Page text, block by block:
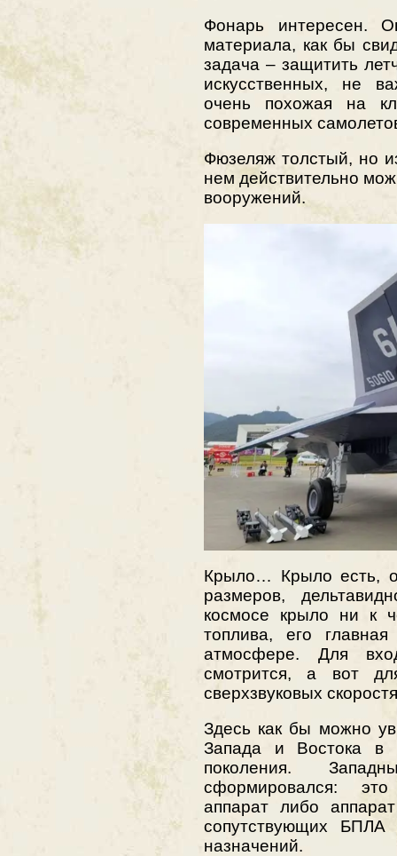
Фонарь интересен.
материала, как бы
задача – защитить
искусственных, не
очень похожая на
современных
Фюзеляж толстый, но
нем действительно
вооружений.
Крыло… Крыло есть,
размеров,
космосе крыло ни к
топлива, его
атмосфере. Для
смотрится, а вот
сверхзвуковых
Здесь как бы можно
Запада и Востока в
поколения.
сформировался:
аппарат либо
сопутствующих
назначений.